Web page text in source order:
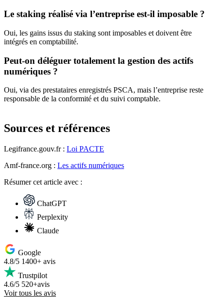
Le staking réalisé via l’entreprise est-il imposable ?
Oui, les gains issus du staking sont imposables et doivent être
intégrés en comptabilité.
Peut-on déléguer totalement la gestion des actifs
numériques ?
Oui, via des prestataires enregistrés PSCA, mais l’entreprise reste
responsable de la conformité et du suivi comptable.
Sources et références
Legifrance.gouv.fr : Loi PACTE
Amf-france.org : Les actifs numériques
Résumercet article avec :
ChatGPT
Perplexity
Claude
Google
4.8/5 1400+ avis
Trustpilot
4.6/5 520+avis
Voir tous les avis